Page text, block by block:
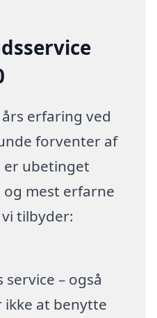
erfaring ved
forventer af
er ubetinget
mest erfarne
tilbyder:
service – også
at benytte